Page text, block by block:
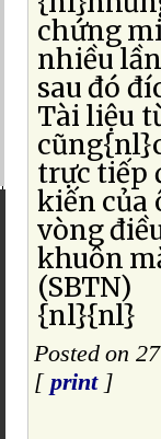
chứng
nhiều
sau đó
Tài liệu
trực tiếp
kiến của
vòng
khuôn
(SBTN)
{nl}{nl}
Posted on
[ print]